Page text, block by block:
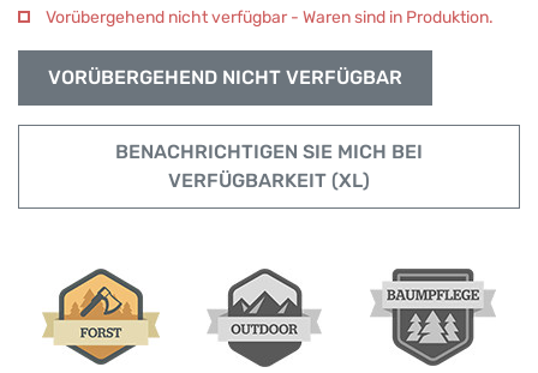
Vorübergehend nicht verfügbar - Waren sind in Produktion.
VORÜBERGEHEND NICHT VERFÜGBAR
BENACHRICHTIGEN SIE MICH BEI
VERFÜGBARKEIT (XL)